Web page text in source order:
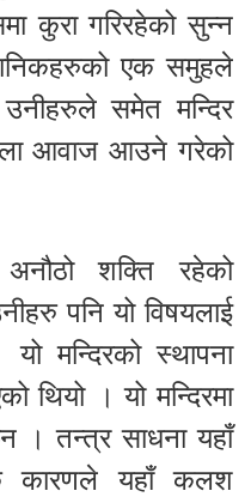
कुरा गरिरहेको सुन्न
एक समुहले
समेत मन्दिर
आवाज आउने गरेको
शक्ति रहेको
पनि यो विषयलाई
मन्दिरको स्थापना
थियो । यो मन्दिरमा
। तन्त्र साधना यहाँ
कारणले यहाँ कलश